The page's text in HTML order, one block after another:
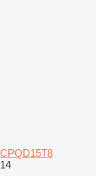
CPQD15T8
14